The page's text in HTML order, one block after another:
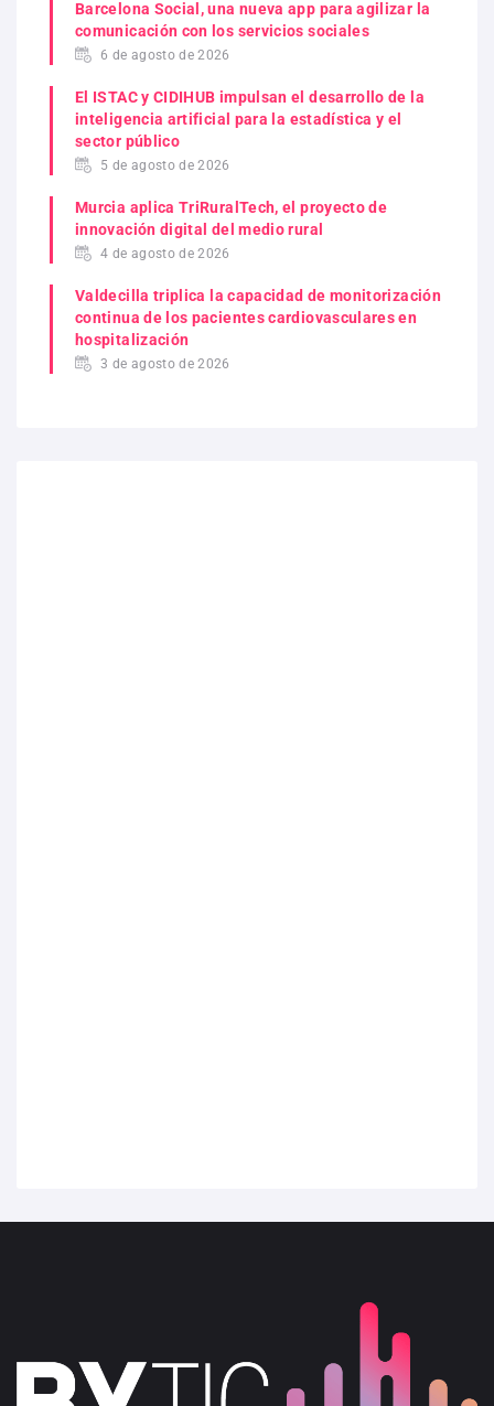
Barcelona Social, una nueva app para agilizar la
comunicación con los servicios sociales
6 de agosto de 2026
El ISTAC y CIDIHUB impulsan el desarrollo de la
inteligencia artificial para la estadística y el
sector público
5 de agosto de 2026
Murcia aplica TriRuralTech, el proyecto de
innovación digital del medio rural
4 de agosto de 2026
Valdecilla triplica la capacidad de monitorización
continua de los pacientes cardiovasculares en
hospitalización
3 de agosto de 2026